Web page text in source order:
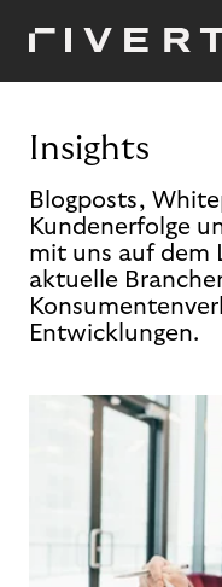
Insights
Blogposts,
Kundenerfolge
mit uns auf dem
aktuelle
Entwicklungen.